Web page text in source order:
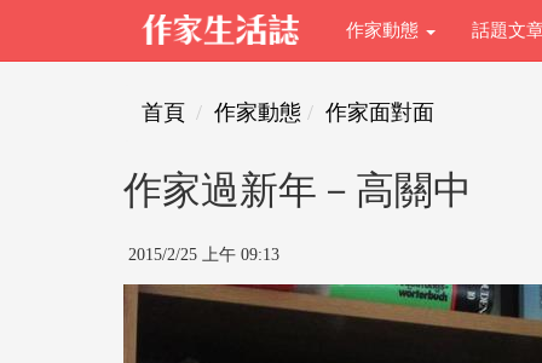
作家動態 話題文
首頁 作家動態 作家面對面
作家過新年－高關中
2015/2/25 上午 09:13